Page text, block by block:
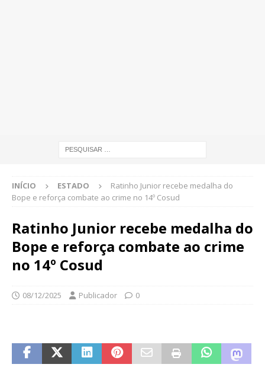
INÍCIO ESTADO
Ratinho Junior recebe medalha do
Bope e reforça combate ao crime no 14º Cosud
Ratinho Junior recebe medalha do
Bope e reforça combate ao crime
no 14º Cosud
08/12/2025 Publicador 0